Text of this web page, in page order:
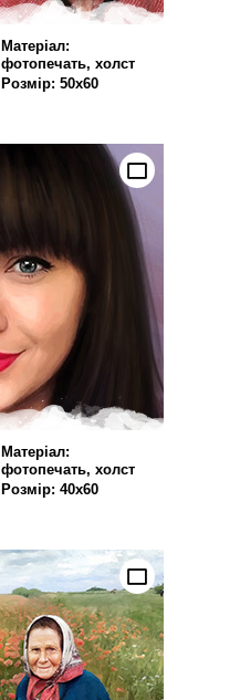
Матеріал:
фотопечать, холст
Розмір: 50х60
Матеріал:
фотопечать, холст
Розмір: 40х60